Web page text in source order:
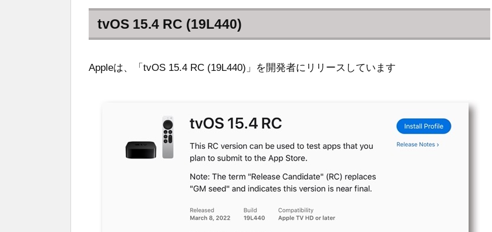
tvOS 15.4 RC (19L440)
Appleは、「tvOS 15.4 RC (19L440)」を開発者にリリースしています